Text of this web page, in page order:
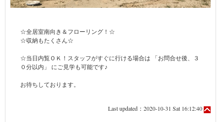
☆全居室南向き＆フローリング！☆
☆収納もたくさん☆
☆当日内覧ＯＫ！スタッフがすぐに行ける場合は 「お問合せ後、３
０分以内」 にご見学も可能です♪
お待ちしております。
Last updated：2020-10-31 Sat 16:12:40